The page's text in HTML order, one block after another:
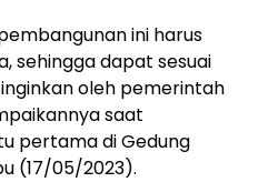
ini harus
sehingga dapat sesuai
oleh pemerintah
saat
pertama di Gedung
(17/05/2023).